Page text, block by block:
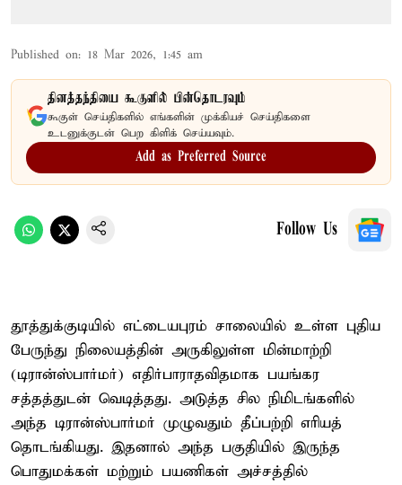
Published on: 18 Mar 2026, 1:45 am
தினத்தந்தியை கூகுளில் பின்தொடரவும்
கூகுள் செய்திகளில் எங்களின் முக்கியச் செய்திகளை
உடனுக்குடன் பெற கிளிக் செய்யவும்.
Add as Preferred Source
Follow Us
தூத்துக்குடியில் எட்டையபுரம் சாலையில் உள்ள புதிய
பேருந்து நிலையத்தின் அருகிலுள்ள மின்மாற்றி
(டிரான்ஸ்பார்மர்) எதிர்பாராதவிதமாக பயங்கர
சத்தத்துடன் வெடித்தது. அடுத்த சில நிமிடங்களில்
அந்த டிரான்ஸ்பார்மர் முழுவதும் தீப்பற்றி எரியத்
தொடங்கியது. இதனால் அந்த பகுதியில் இருந்த
பொதுமக்கள் மற்றும் பயணிகள் அச்சத்தில்